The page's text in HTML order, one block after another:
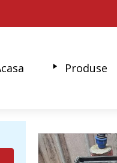
Produse